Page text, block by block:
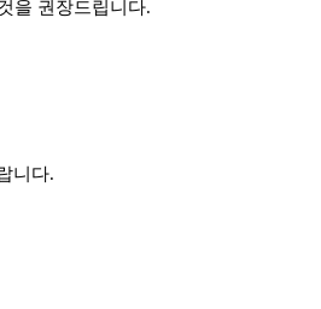
을 권장드립니다.
니다.